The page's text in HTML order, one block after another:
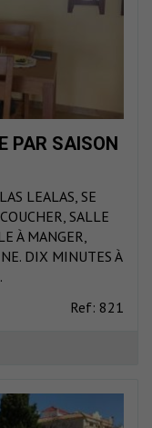
PAR SAISON
LEALAS, SE
SALLE
À MANGER,
DIX MINUTES À
Ref: 821